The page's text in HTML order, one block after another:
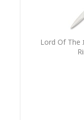
United Cutlery חרב מסדרת שר הטבעות Lord Of The